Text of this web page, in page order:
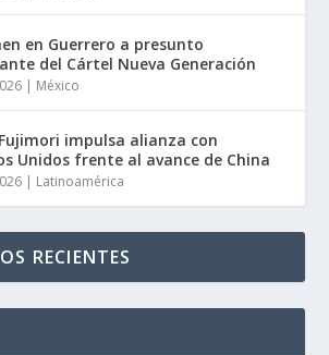
en Guerrero a presunto
del Cártel Nueva Generación
| México
impulsa alianza con
Unidos frente al avance de China
| Latinoamérica
RECIENTES